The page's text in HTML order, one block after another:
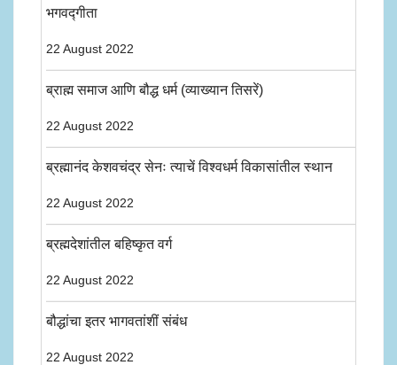
भगवद्गीता
22 August 2022
ब्राह्म समाज आणि बौद्ध धर्म (व्याख्यान तिसरें)
22 August 2022
ब्रह्मानंद केशवचंद्र सेनः त्याचें विश्वधर्म विकासांतील स्थान
22 August 2022
ब्रह्मदेशांतील बहिष्कृत वर्ग
22 August 2022
बौद्धांचा इतर भागवतांशीं संबंध
22 August 2022